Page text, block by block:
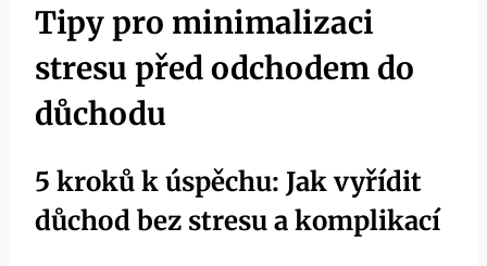
Tipy pro minimalizaci
stresu před odchodem do
důchodu
5 kroků k úspěchu: Jak vyřídit
důchod‌ bez stresu a komplikací